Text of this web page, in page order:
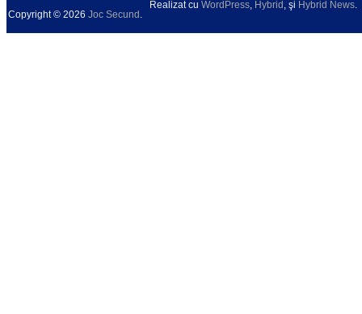
Copyright © 2026 Joc Secund .
Realizat cu WordPress, Hybrid , şi Hybrid News.